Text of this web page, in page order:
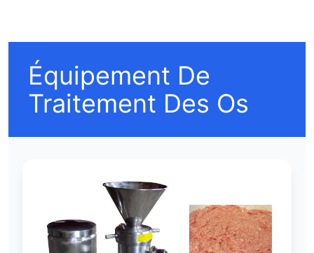
Équipement De
Traitement Des Os